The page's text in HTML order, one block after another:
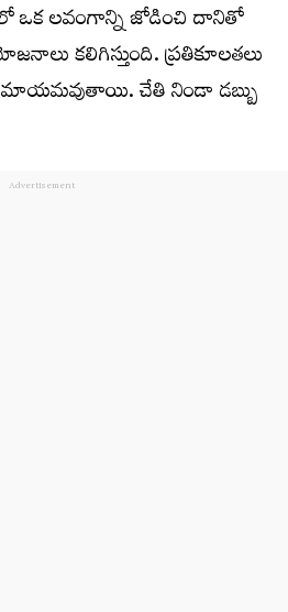
ఒక లవంగాన్ని జోడించి దానితో
కలిగిస్తుంది. ప్రతికూలతలు
మాయ‌మ‌వుతాయి. చేతి నిండా డ‌బ్బు